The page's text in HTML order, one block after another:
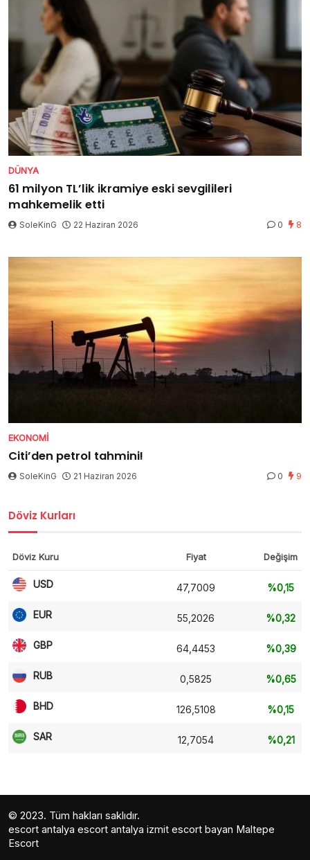
DÜNYA
61 milyon TL’lik ikramiye eski sevgilileri
mahkemelik etti
SoleKinG 22 Haziran 2026 0 8
EKONOMI
Citi’den petrol tahmini!
SoleKinG 21 Haziran 2026 0 9
Döviz Kurları
Döviz Kuru Fiyat Değişim
USD 47,7009 %0,15
EUR 55,2026 %0,32
GBP 64,4453 %0,39
RUB 0,5825 %0,65
BHD 126,5108 %0,15
SAR 12,7054 %0,21
© 2023. Tüm hakları saklıdır.
escort antalya escort antalya izmit escort bayan Maltepe
Escort